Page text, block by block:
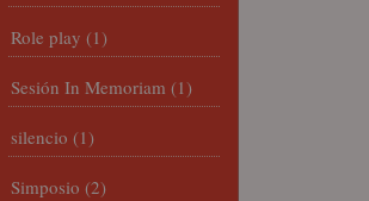
Role play (1)
Sesión In Memoriam (1)
silencio (1)
Simposio (2)